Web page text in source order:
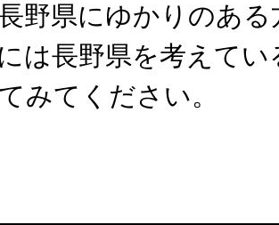
るバイブルとは
るご質問
わせ
野県にゆかりのあ
は長野県を考えて
みてください。